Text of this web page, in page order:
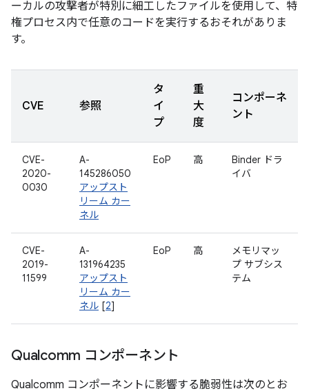
ーカルの攻撃者が特別に細工したファイルを使用して、特
権プロセス内で任意のコードを実行するおそれがありま
す。
CVE 参照
タ
イ
プ
重
大
度
コンポーネ
ント
CVE-
2020-
0030
A-
145286050
アップスト
リーム カー
ネル
EoP 高
Binder ドラ
イバ
CVE-
2019-
11599
A-
131964235
アップスト
リーム カー
ネル [2]
EoP 高
メモリマッ
プ サブシス
テム
Qualcomm コンポーネント
Qualcomm コンポーネントに影響する脆弱性は次のとお